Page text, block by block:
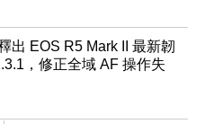
出 EOS R5 Mark II 最新韌
，修正全域 AF 操作失